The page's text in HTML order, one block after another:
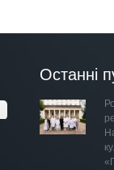
Останні